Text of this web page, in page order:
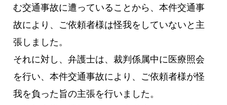
む交通事故に遭っていることから、本件交通事
故により、ご依頼者様は怪我をしていないと主
張しました。
それに対し、弁護士は、裁判係属中に医療照会
を行い、本件交通事故により、ご依頼者様が怪
我を負った旨の主張を行いました。